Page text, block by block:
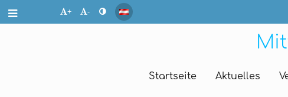
+ -
Startseite Aktuelles